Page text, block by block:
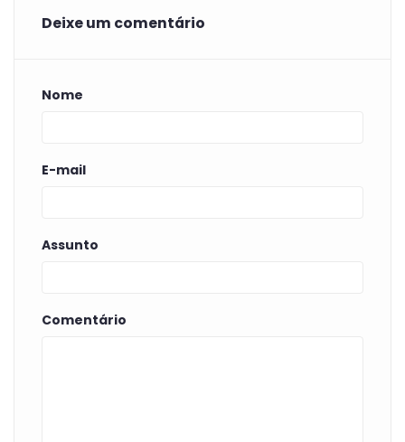
Deixe um comentário
Nome
E-mail
Assunto
Comentário